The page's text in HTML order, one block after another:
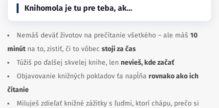
Knihomola je tu pre teba, ak…
Nemáš deväť životov na prečítanie všetkého – ale máš 10
minútna to, zistiť, či to vôbec stojí za čas
Túžiš po ďalšej skvelej knihe, len nevieš, kde začať
Objavovanie knižných pokladov ťa napĺňa rovnako ako ich
čítanie
Miluješ zdieľať knižné zážitky s ľuďmi, ktorí chápu, prečo si